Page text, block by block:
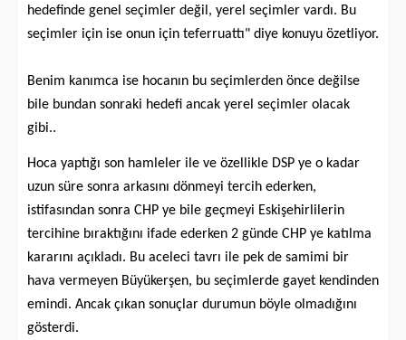
hedefinde genel seçimler değil, yerel seçimler vardı. Bu
seçimler için ise onun için teferruattı" diye konuyu özetliyor.
Benim kanımca ise hocanın bu seçimlerden önce değilse
bile bundan sonraki hedefi ancak yerel seçimler olacak
gibi..
Hoca yaptığı son hamleler ile ve özellikle DSP ye o kadar
uzun süre sonra arkasını dönmeyi tercih ederken,
istifasından sonra CHP ye bile geçmeyi Eskişehirlilerin
tercihine bıraktığını ifade ederken 2 günde CHP ye katılma
kararını açıkladı. Bu aceleci tavrı ile pek de samimi bir
hava vermeyen Büyükerşen, bu seçimlerde gayet kendinden
emindi. Ancak çıkan sonuçlar durumun böyle olmadığını
gösterdi.